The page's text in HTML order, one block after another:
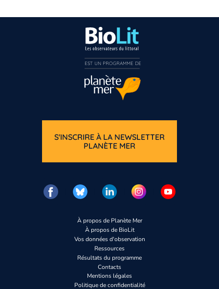
À propos de Planète Mer
À propos de BioLit
Vos données d'observation
Ressources
Résultats du programme
Contacts
Mentions légales
Politique de confidentialité
S'INSCRIRE À LA NEWSLETTER
PLANÈTE MER